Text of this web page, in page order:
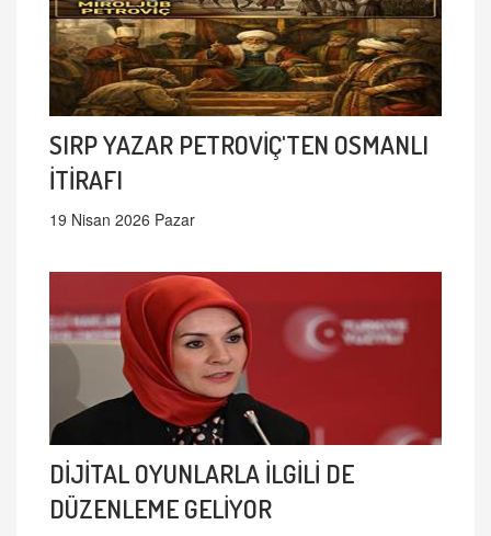
SIRP YAZAR PETROVİÇ'TEN OSMANLI
İTİRAFI
19 Nisan 2026 Pazar
DİJİTAL OYUNLARLA İLGİLİ DE
DÜZENLEME GELİYOR